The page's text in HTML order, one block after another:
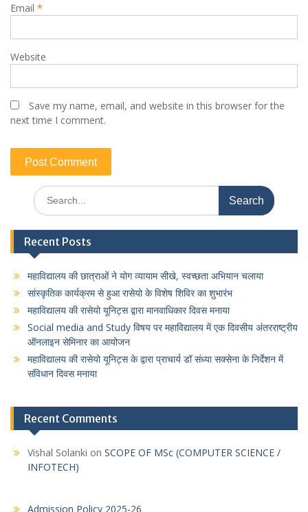
Email *
Website
Save my name, email, and website in this browser for the
next time I comment.
Search
for:
Recent Posts
महाविद्यालय की छात्राओं ने योग व्यायाम सीखे, स्वच्छता अभियान चलाया
सांस्कृतिक कार्यक्रम से हुआ रासेयो के विशेष शिविर का शुभारंभ
महाविद्यालय की रासेयो यूनिट्स द्वारा मानवाधिकार दिवस मनाया
Social media and Study विषय पर महाविद्यालय में एक दिवसीय अंतरराष्ट्रीय
ऑनलाइन सेमिनार का आयोजन
महाविद्यालय की रासेयो यूनिट्स के द्वारा प्राचार्य डॉ संध्या सक्सेना के निर्देशन में
संविधान दिवस मनाया
Recent Comments
Vishal Solanki on SCOPE OF MSc (COMPUTER SCIENCE /
INFOTECH)
Admission Policy 2025-26